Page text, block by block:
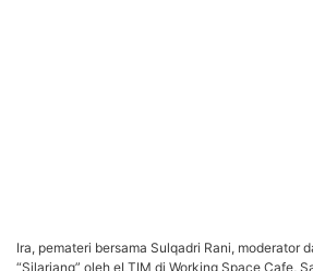
Ira, pemateri bersama Sulqadri Rani, moderator
“Silariang” oleh eLTIM di Working Space Cafe,